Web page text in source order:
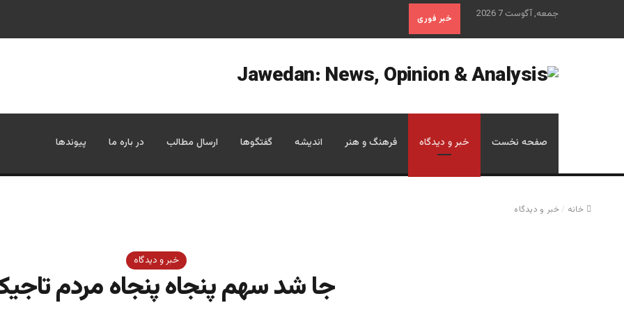
جمعه, آگوست 7 2026 خبر فوری
صفحه نخست خبر و دیدگاه فرهنگ و هنر اندیشه گفتگوها ارسال مطالب در باره ما پیوندها
خانه /خبر و دیدگاه
خبر و دیدگاه
جا شد سهم پنجاه پنجاه مردم